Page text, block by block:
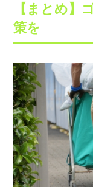
【まとめ】
策を